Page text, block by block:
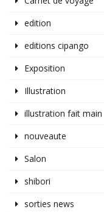
edition
editions cipango
Exposition
Illustration
illustration fait main
nouveaute
Salon
shibori
sorties news